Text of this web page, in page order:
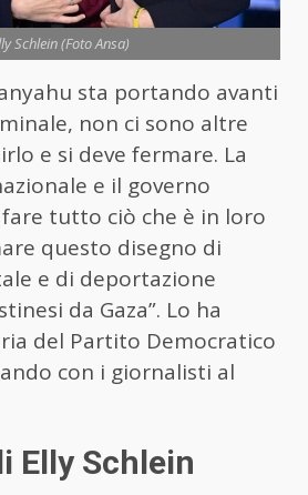
Schlein (Foto Ansa)
sta portando avanti
non ci sono altre
e si deve fermare. La
e il governo
tutto ciò che è in loro
questo disegno di
e di deportazione
da Gaza”. Lo ha
del Partito Democratico
con i giornalisti al
Elly Schlein